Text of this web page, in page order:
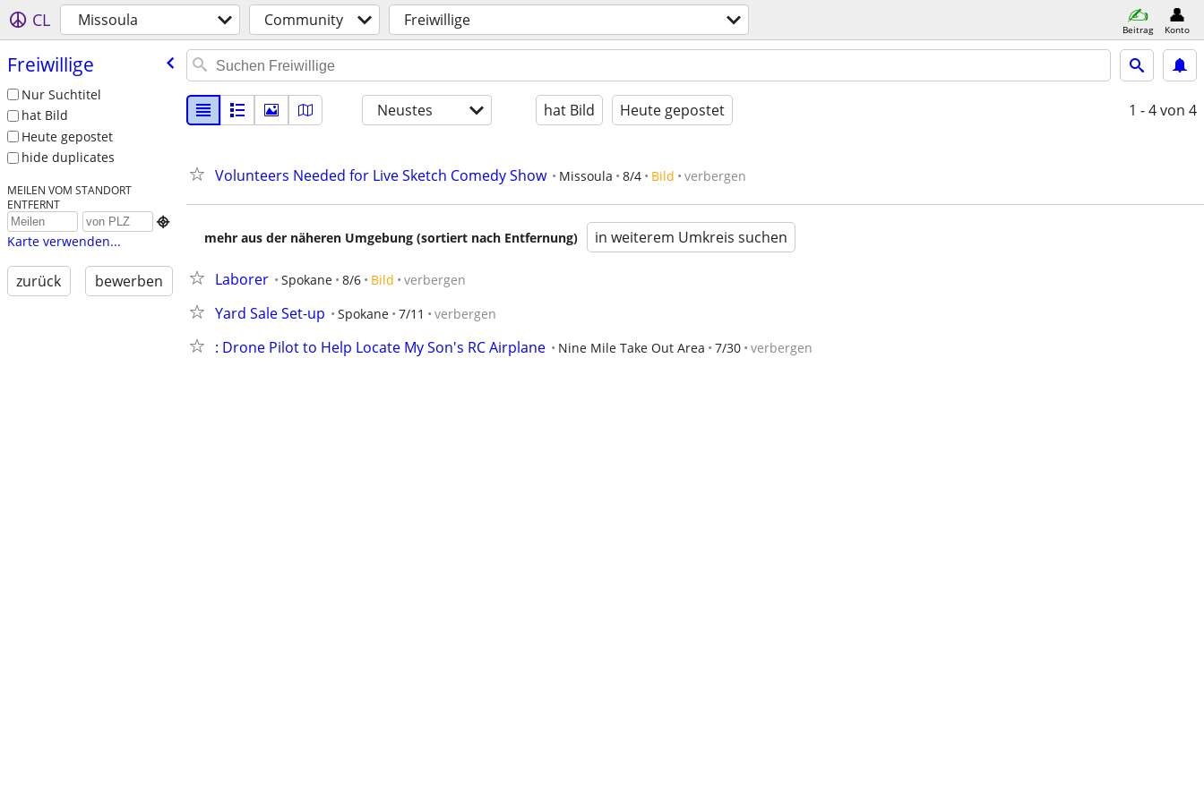
CL Missoula Community Freiwillige Beitrag Konto
Freiwillige
Nur Suchtitel
hat Bild
Heute gepostet
hide duplicates
MEILEN VOM STANDORT
ENTFERNT

Karte verwenden...
zurück bewerben
Neustes hat Bild Heute gepostet 1 - 4von 4
Volunteers Needed for Live Sketch Comedy Show Missoula 8/4 Bild verbergen
mehr aus der näheren Umgebung (sortiert nach Entfernung) in weiterem Umkreis suchen
Laborer Spokane 8/6 Bild verbergen
Yard Sale Set-up Spokane 7/11 verbergen
: Drone Pilot to Help Locate My Son's RC Airplane Nine Mile Take Out Area 7/30 verbergen